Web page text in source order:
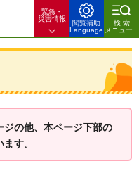
緊急・
災害情報
閲覧補助
Language
検索
メニュー
ジの他、本ページ下部の
す。